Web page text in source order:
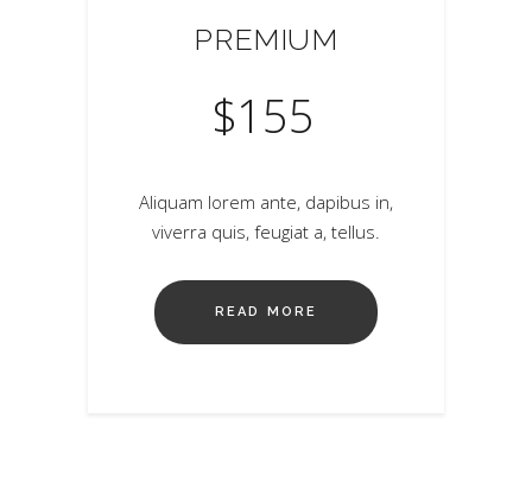
PREMIUM
$155
Aliquam lorem ante, dapibus in,
viverra quis, feugiat a, tellus.
READ MORE